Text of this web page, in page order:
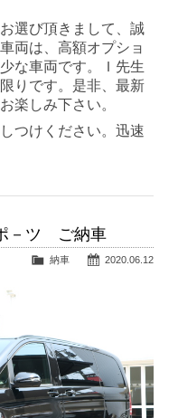
選び頂きまして、誠
両は、高額オプショ
な車両です。Ｉ先生
りです。是非、最新
楽しみ下さい。
つけください。迅速
－ツ ご納車
2020.06.12
納車